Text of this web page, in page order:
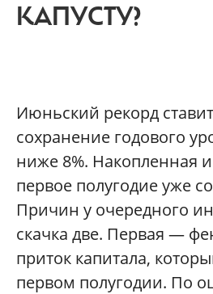
КАПУСТУ?
Июньский рекорд
сохранение годового
ниже 8%. Накопленная
первое полугодие уже
Причин у очередного
скачка две. Первая —
приток капитала,
первом полугодии. По